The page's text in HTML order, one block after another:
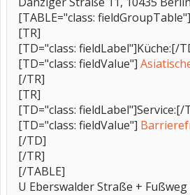
[TABLE="class: fieldGroupTable"]
[TR]
[TD="class: fieldLabel"]Küche:[/
[TD="class: fieldValue"]
[/TR]
[TR]
[TD="class: fieldLabel"]Service:[/
[TD="class: fieldValue"]
[/TD]
[/TR]
[/TABLE]
U Eberswalder Straße + Fußweg